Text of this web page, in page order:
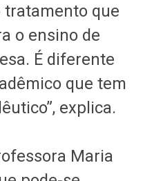
tratamento que
o ensino de
É diferente
que tem
explica.
Maria